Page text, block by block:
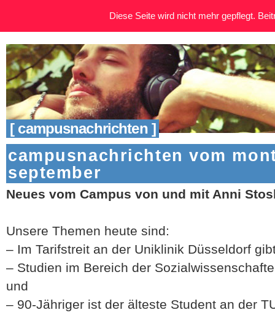
[ campusnachrichten ]
campusnachrichten vom
september
Neues vom Campus von und mit Anni
Unsere Themen heute sind:
– Im Tarifstreit an der Uniklinik Düsseldorf
– Studien im Bereich der
und
– 90-Jähriger ist der älteste Student an der
Diese Seite wird nicht mehr gepflegt.